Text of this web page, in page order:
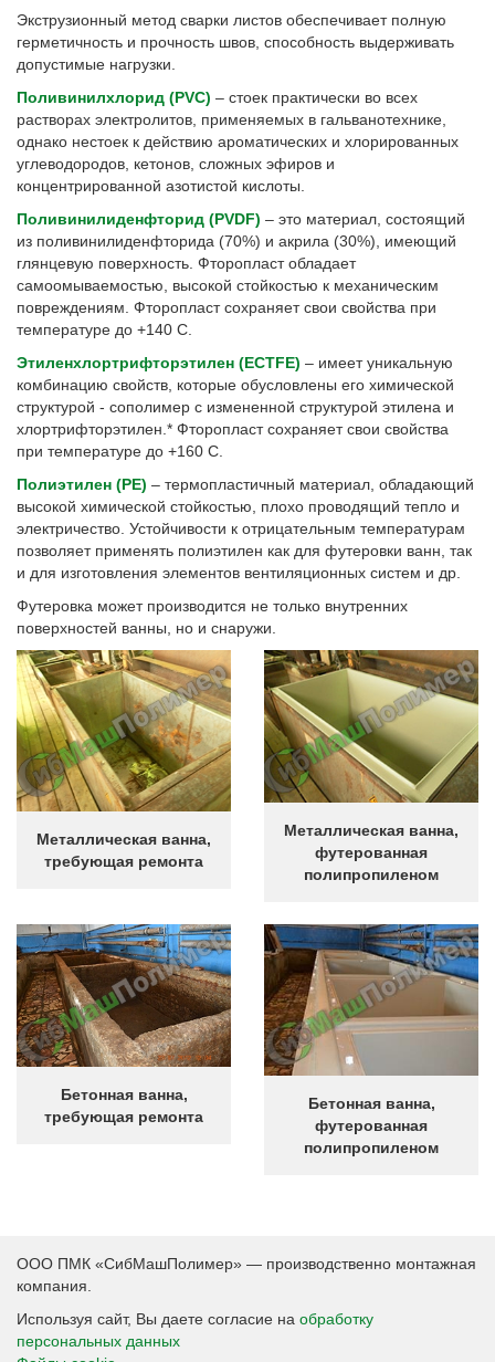
Экструзионный метод сварки листов обеспечивает полную
герметичность и прочность швов, способность выдерживать
допустимые нагрузки.
Поливинилхлорид (PVC) – стоек практически во всех
растворах электролитов, применяемых в гальванотехнике,
однако нестоек к действию ароматических и хлорированных
углеводородов, кетонов, сложных эфиров и
концентрированной азотистой кислоты.
Поливинилиденфторид (PVDF) – это материал, состоящий
из поливинилиденфторида (70%) и акрила (30%), имеющий
глянцевую поверхность. Фторопласт обладает
самоомываемостью, высокой стойкостью к механическим
повреждениям. Фторопласт сохраняет свои свойства при
температуре до +140 С.
Этиленхлортрифторэтилен (ECTFE) – имеет уникальную
комбинацию свойств, которые обусловлены его химической
структурой - сополимер с измененной структурой этилена и
хлортрифторэтилен.* Фторопласт сохраняет свои свойства
при температуре до +160 С.
Полиэтилен (PE) – термопластичный материал, обладающий
высокой химической стойкостью, плохо проводящий тепло и
электричество. Устойчивости к отрицательным температурам
позволяет применять полиэтилен как для футеровки ванн, так
и для изготовления элементов вентиляционных систем и др.
Футеровка может производится не только внутренних
поверхностей ванны, но и снаружи.
Металлическая ванна,
требующая ремонта
Металлическая ванна,
футерованная
полипропиленом
Бетонная ванна,
требующая ремонта
Бетонная ванна,
футерованная
полипропиленом
ООО ПМК «СибМашПолимер» — производственно монтажная
компания.
Используя сайт, Вы даете согласие на обработку
персональных данных